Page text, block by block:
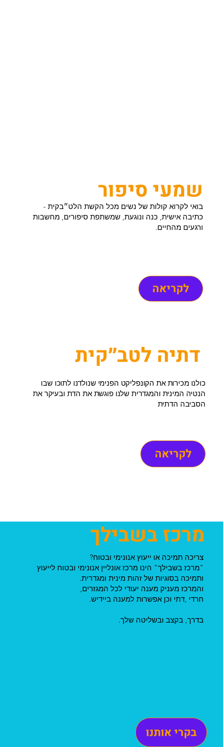
שמעי סיפור
בואי לקרוא קולות של נשים מכל הקשת הלט״בקית -
כתיבה אישית, כנה ונוגעת, שמשתפת סיפורים, מחשבות
ורגעים מהחיים.
לקריאה
דתיה לטב״קית
כולנו מכירות את הקונפליקט הפנימי שנולדנו לתוכו שבו
הנטיה המינית והמגדרית שלנו פוגשת את הדת ובעיקר את
הסביבה הדתית
לקריאה
מרכז בשבילך
צריכה תמיכה או ייעוץ אנונימי ובטוח?
"מרכז בשבילך" הינו מרכז אונליין אנונימי ובטוח לייעוץ
ותמיכה בסוגיות של זהות מינית ומגדרית.
והמרכז מעניק מענה יעודי לכל המגזרים,
חרדי ,דתי וכן אפשרות למענה ביידיש.
בדרך, בקצב ובשליטה שלך.
בקרי אותנו